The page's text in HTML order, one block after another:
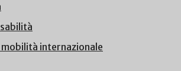
internazionale